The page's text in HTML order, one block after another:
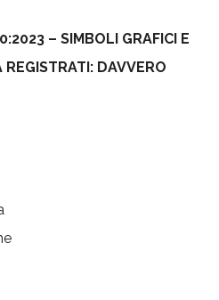
– SIMBOLI GRAFICI E
DAVVERO